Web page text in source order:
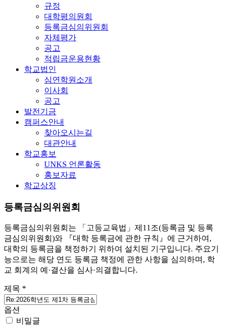
규정
대학평의원회
등록금심의위원회
자체평가
공고
적립금운용현황
학교법인
심연학원소개
이사회
공고
발전기금
캠퍼스안내
찾아오시는길
대관안내
학교홍보
UNKS 언론활동
홍보자료
학교상징
등록금심의위원회
등록금심의위원회는 「고등교육법」제11조(등록금 및 등록
금심의위원회)와 『대학 등록금에 관한 규칙』에 근거하여,
대학의 등록금을 책정하기 위하여 설치된 기구입니다. 주요기
능으로는 해당 연도 등록금 책정에 관한 사항을 심의하며, 학
교 회계의 예·결산을 심사·의결합니다.
제목 *
옵션
비밀글